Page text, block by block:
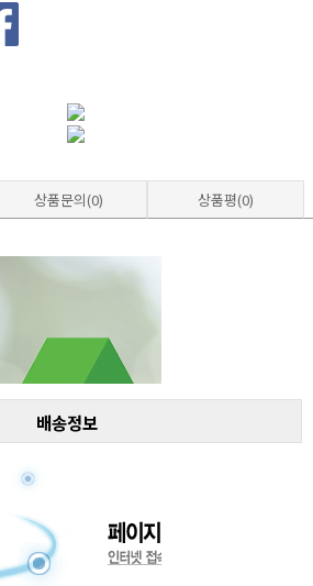
상품문의(0) 상품평(0)
배송정보